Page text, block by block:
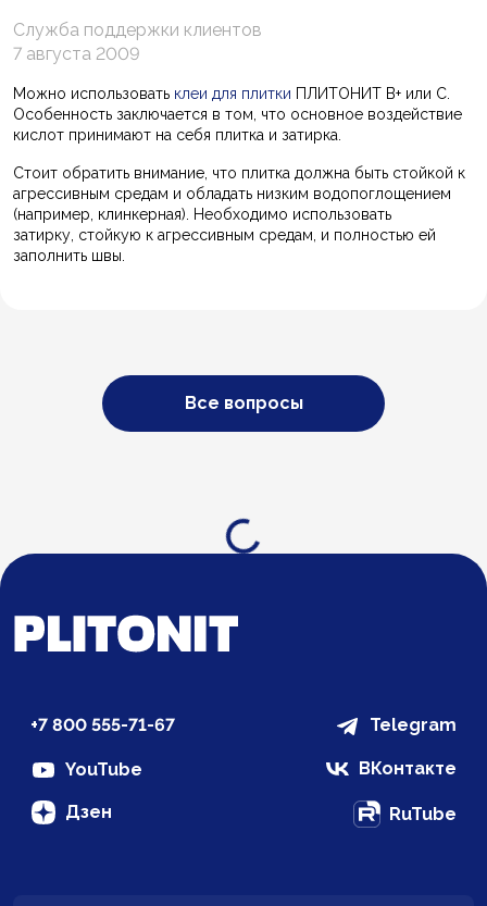
Служба поддержки клиентов
7 августа 2009
Можно использовать клеи для плитки ПЛИТОНИТ В+ или С.
Особенность заключается в том, что основное воздействие
кислот принимают на себя плитка и затирка.
Стоит обратить внимание, что плитка должна быть стойкой к
агрессивным средам и обладать низким водопоглощением
(например, клинкерная). Необходимо использовать
затирку, стойкую к агрессивным средам, и полностью ей
заполнить швы.
Все вопросы
Загрузка...
+7 800 555-71-67 Telegram
YouTube ВКонтакте
Дзен RuTube